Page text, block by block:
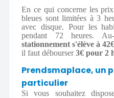
En ce qui concerne les
bleues sont limitées à 3
avec disque. Pour les
pendant 72 heures.
stationnement s'élève à
il faut débourser3€ pour 2
Prendsmaplace, un
particulier
Si vous souhaitez